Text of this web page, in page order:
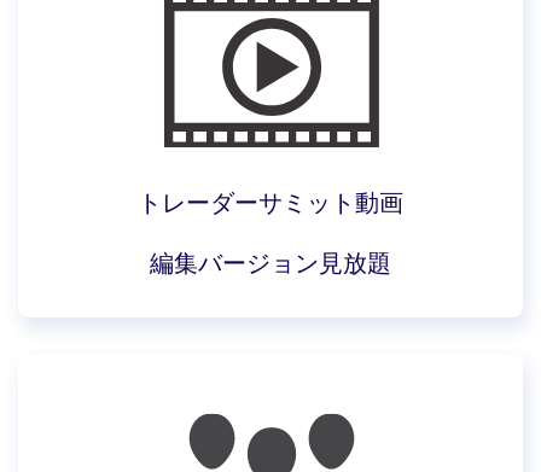
トレーダーサミット動画
編集バージョン見放題